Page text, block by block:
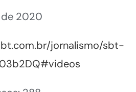
de 2020
jornalismo/sbt-